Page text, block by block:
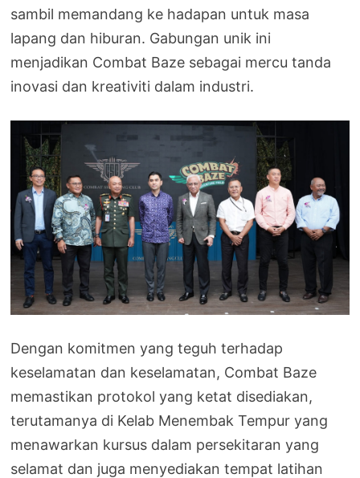
sambil memandang ke hadapan untuk masa
lapang dan hiburan. Gabungan unik ini
menjadikan Combat Baze sebagai mercu tanda
inovasi dan kreativiti dalam industri.
Dengan komitmen yang teguh terhadap
keselamatan dan keselamatan, Combat Baze
memastikan protokol yang ketat disediakan,
terutamanya di Kelab Menembak Tempur yang
menawarkan kursus dalam persekitaran yang
selamat dan juga menyediakan tempat latihan